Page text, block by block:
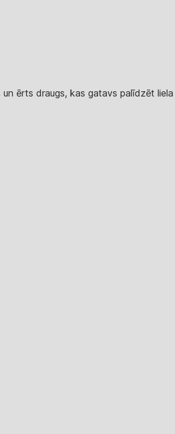
ērts draugs, kas gatavs palīdzēt liela